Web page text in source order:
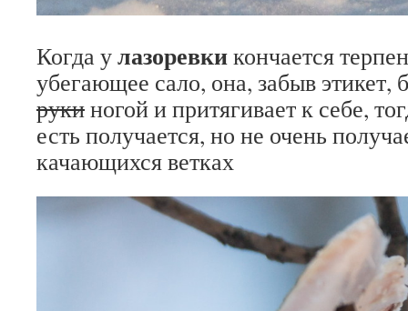
Когда улазоревкикончается
убегающее сало, она, забыв этикет,
рукиногой и притягивает к себе,
есть получается, но не очень
качающихся ветках